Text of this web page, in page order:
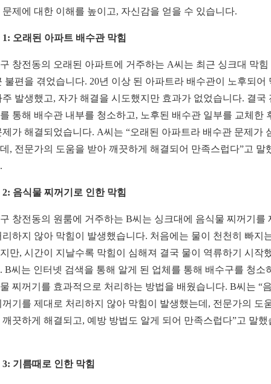
문제에 대한 이해를 높이고, 자신감을 얻을 수 있습니다.
1: 오래된 아파트 배수관 막힘
창전동의 오래된 아파트에 거주하는 A씨는 최근 싱크대 막힘
불편을 겪었습니다. 20년 이상 된 아파트라 배수관이 노후되어
주 발생했고, 자가 해결을 시도했지만 효과가 없었습니다. 결국
통해 배수관 내부를 청소하고, 노후된 배수관 일부를 교체한
제가 해결되었습니다. A씨는 “오래된 아파트라 배수관 문제가
, 전문가의 도움을 받아 깨끗하게 해결되어 만족스럽다”고 말
2: 음식물 찌꺼기로 인한 막힘
창전동의 원룸에 거주하는 B씨는 싱크대에 음식물 찌꺼기를
리하지 않아 막힘이 발생했습니다. 처음에는 물이 천천히 빠지
만, 시간이 지날수록 막힘이 심해져 결국 물이 역류하기 시작
B씨는 인터넷 검색을 통해 알게 된 업체를 통해 배수구를 청소
찌꺼기를 효과적으로 처리하는 방법을 배웠습니다. B씨는 “
꺼기를 제대로 처리하지 않아 막힘이 발생했는데, 전문가의 도
깨끗하게 해결되고, 예방 방법도 알게 되어 만족스럽다”고 말했
3: 기름때로 인한 막힘